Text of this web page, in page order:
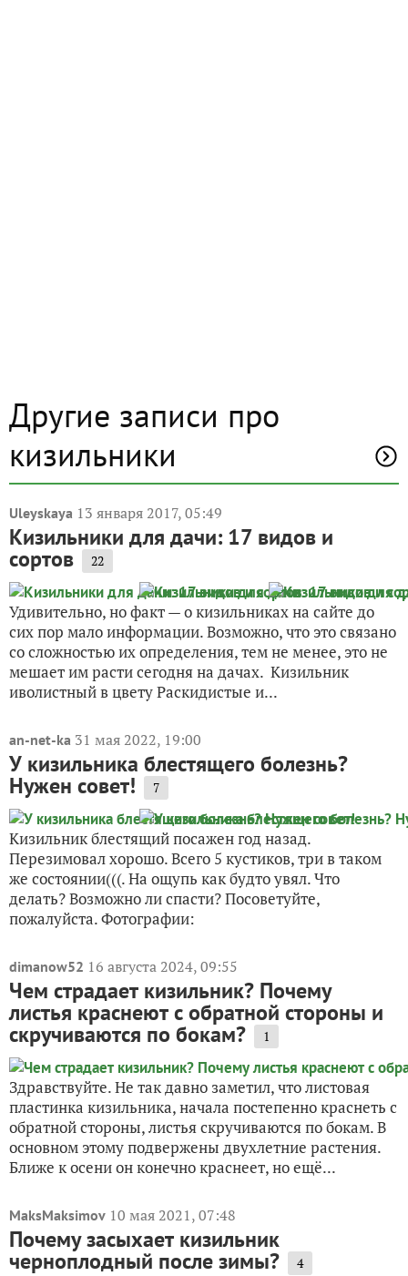
Другие записи про
кизильники
Uleyskaya 13 января 2017, 05:49
Кизильники для дачи: 17 видов и
сортов 22
Удивительно, но факт — о кизильниках на сайте до
сих пор мало информации. Возможно, что это связано
со сложностью их определения, тем не менее, это не
мешает им расти сегодня на дачах. Кизильник
иволистный в цвету Раскидистые и...
an-net-ka 31 мая 2022, 19:00
У кизильника блестящего болезнь?
Нужен совет! 7
Кизильник блестящий посажен год назад.
Перезимовал хорошо. Всего 5 кустиков, три в таком
же состоянии(((. На ощупь как будто увял. Что
делать? Возможно ли спасти? Посоветуйте,
пожалуйста. Фотографии:
dimanow52 16 августа 2024, 09:55
Чем страдает кизильник? Почему
листья краснеют с обратной стороны и
скручиваются по бокам? 1
Здравствуйте. Не так давно заметил, что листовая
пластинка кизильника, начала постепенно краснеть с
обратной стороны, листья скручиваются по бокам. В
основном этому подвержены двухлетние растения.
Ближе к осени он конечно краснеет, но ещё...
MaksMaksimov 10 мая 2021, 07:48
Почему засыхает кизильник
черноплодный после зимы? 4